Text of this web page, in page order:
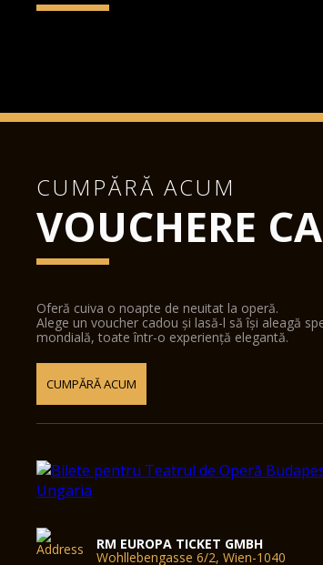
CUMPĂRĂ ACUM
VOUCHERE
Oferă cuiva o noapte de neuitat la operă.
Alege un voucher cadou și lasă-l să își aleagă
mondială, toate într-o experiență elegantă.
CUMPĂRĂ ACUM
RM EUROPA TICKET GMBH
Wohllebengasse 6/2, Wien-1040